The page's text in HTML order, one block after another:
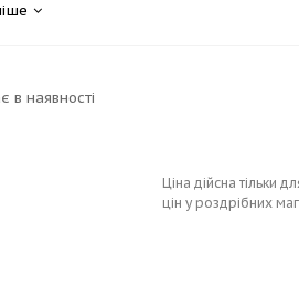
в наявності
Ціна дійсна тільки
цін у роздрібних